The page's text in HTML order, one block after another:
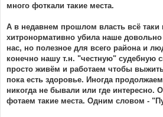
много фоткали такие места.
А в недавнем прошлом власть всё таки
хитронормативно убила наше
нас, но полезное для всего района и
конечно нашу т.н. "честную" судебную
просто живём и работаем чтобы
пока есть здоровье. Иногда продолжаем
никогда не бывали или где интересно.
фотаем такие места. Одним словом -